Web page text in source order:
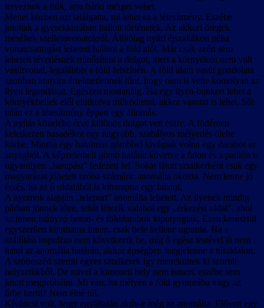
terveznek a fiúk, arra bárki mérget vehet.
Menet közben azt találgatta, mi lehet ez a létesítmény. Eszébe
jutottak a gyerekkorában hallott történetek. Az akkori öregek
meséltek szellemvonatokról. Állítólag nyári éjszakákon néha
vonatcsattogást lehetett hallani a föld alól. Már csak azért sem
lehetett tévedésnek minősíteni a dolgot, mert a környéken nem volt
vasútvonal, legalábbis a föld felszínén. A föld alatti vasút gondolata
azonban annyira értelmetlennek tűnt, hogy nem is vette komolyan az
ilyen legendákat. Egészen mostanáig. Ha egy ilyen bunkert lehet a
környékbeliek elől eltitkolva működtetni, akkor vasutat is lehet. Sőt
talán ez a létesítmény éppen egy állomás.
A nyílás közelébe érve különös dolgot vett észre. A födémen
keletkezett hasadékot egy nagyobb, szabályos mélyedés ölelte
körbe. Mintha egy hatalmas gömbbel kivágtak volna egy darabot az
anyagból. A képzeletbeli gömb határát követve a falon és a padlón is
ugyanilyen „harapást” fedezett fel. Sokat látott sztalkerként csak egy
magyarázat jöhetett szóba számára: anomália okozta. Nem lenne jó
érzés, ha az ő oldalából is kiharapna egy falatot.
A nyomok alapján „teleport” anomália lehetett. Az ilyenek mindig
párban jönnek létre, tehát létezik valahol egy „érkezési oldal”, ahol
az innen hiányzó beton- és földdarabok kipotyogtak. Ezen keresztül
egyszerűen kijuthatna innen, csak bele kellene ugrania. Ha a
szállítási impulzus nem következik be, míg ő egész testével át nem
hatol az anomália határán, akkor épségben megjelenne a túloldalon.
A szóbeszéd szerint egyes sztalkerek így menekültek ki szorult
helyzetükből. De mivel a kimeneti hely nem ismert, eszébe sem
jutott megpróbálni. Mi van, ha mélyen a föld gyomrába vagy az
űrbe kerül? Nem élné túl.
Kíváncsi volt, hogy egyáltalán aktív-e még az anomália. Elővett egy